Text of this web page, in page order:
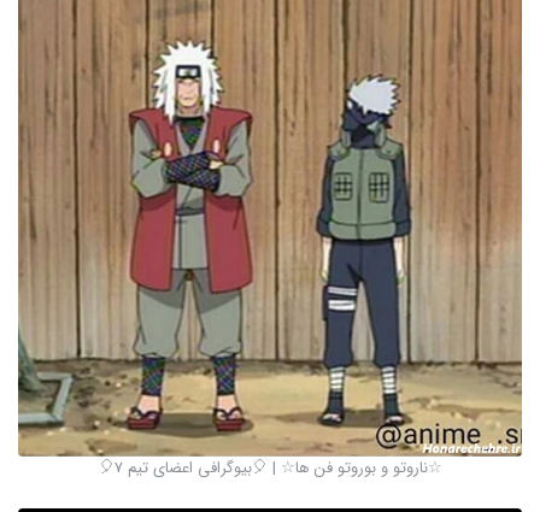
☆ناروتو و بوروتو فن ها☆ | 🎈بیوگرافی اعضای تیم 7🎈